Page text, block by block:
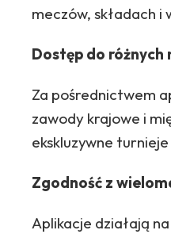
meczów, składach i
Dostęp do
Za pośrednictwem
zawody krajowe i
ekskluzywne
Zgodność z
Aplikacje działają